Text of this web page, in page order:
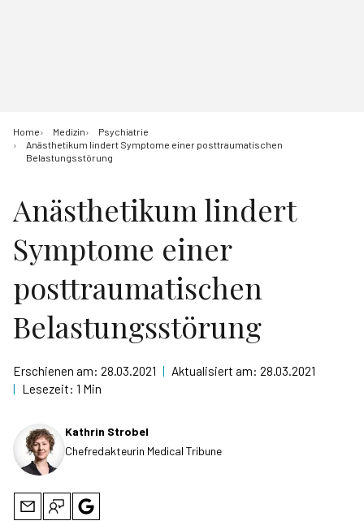
Home Medizin
Psychiatrie
Anästhetikum lindert Symptome einer posttraumatischen
Belastungsstörung
Anästhetikum lindert
Symptome einer
posttraumatischen
Belastungsstörung
Erschienen am: 28.03.2021 | Aktualisiert am: 28.03.2021
| Lesezeit: 1 Min
Kathrin Strobel
Chefredakteurin Medical Tribune